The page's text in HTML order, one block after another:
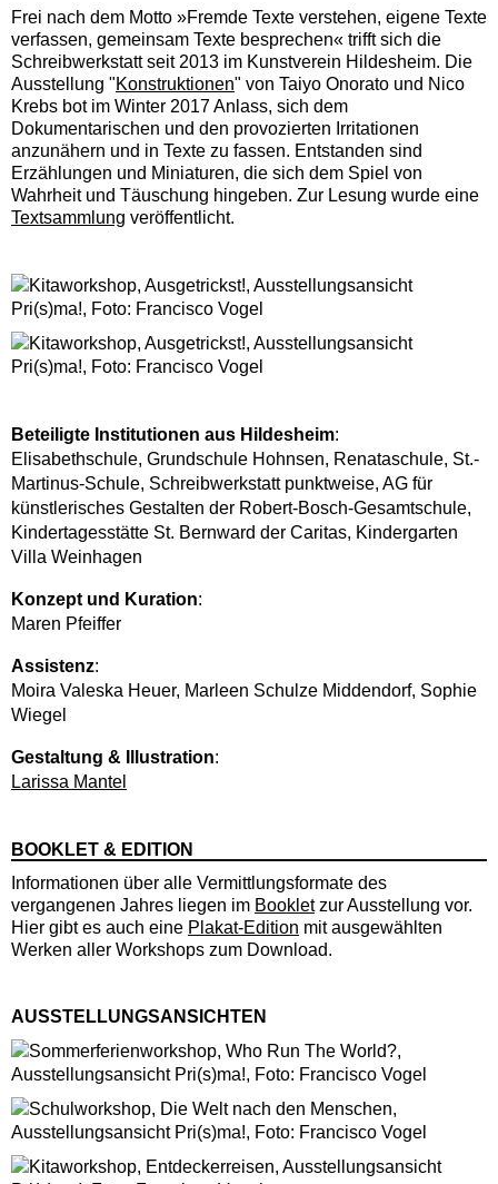
Frei nach dem Motto »Fremde Texte verstehen, eigene Texte
verfassen, gemeinsam Texte besprechen« trifft sich die
Schreibwerkstatt seit2013 im Kunstverein Hildesheim. Die
Ausstellung "Konstruktionen" von Taiyo Onorato und Nico
Krebs bot im Winter 2017 Anlass, sich dem
Dokumentarischen und den provozierten Irritationen
anzunähern und in Texte zu fassen. Entstanden sind
Erzählungen und Miniaturen, die sich dem Spiel von
Wahrheit und Täuschung hingeben. Zur Lesung wurde eine
Textsammlung veröffentlicht.
Beteiligte Institutionen aus Hildesheim:
Elisabethschule, Grundschule Hohnsen, Renataschule, St.-
Martinus-Schule, Schreibwerkstatt punktweise, AG für
künstlerisches Gestalten der Robert-Bosch-Gesamtschule,
Kindertagesstätte St. Bernward der Caritas, Kindergarten
Villa Weinhagen
Konzept und Kuration:
Maren Pfeiffer
Assistenz:
Moira Valeska Heuer, Marleen Schulze Middendorf, Sophie
Wiegel
Gestaltung & Illustration:
Larissa Mantel
BOOKLET & EDITION
Informationen über alle Vermittlungsformate des
vergangenen Jahres liegen im Bookletzur Ausstellung vor.
Hier gibt es auch eine Plakat-Edition mit ausgewählten
Werken aller Workshops zum Download.
AUSSTELLUNGSANSICHTEN